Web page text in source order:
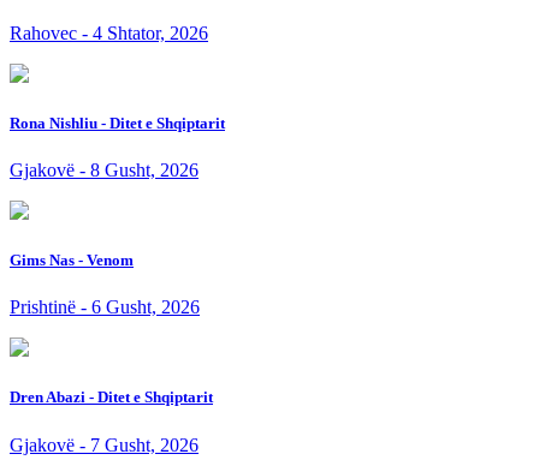
Rahovec - 4 Shtator, 2026
Rona Nishliu - Ditet e Shqiptarit
Gjakovë - 8 Gusht, 2026
Gims Nas - Venom
Prishtinë - 6 Gusht, 2026
Dren Abazi - Ditet e Shqiptarit
Gjakovë - 7 Gusht, 2026